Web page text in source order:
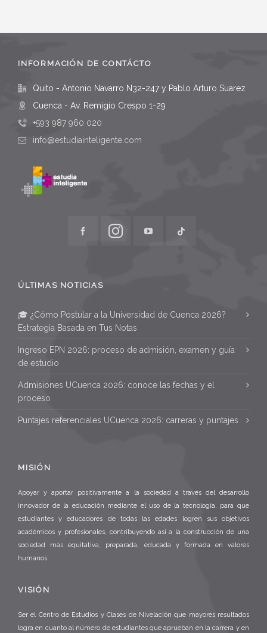
INFORMACIÓN DE CONTÁCTO
Quito - Antonio Navarro N32-247 y Pablo Arturo Suarez
Cuenca - Av. Remigio Crespo 1-29
+593 987 960 020
info@estudiainteligente.com
ÚLTIMAS NOTICIAS
🎓 ¿Cómo Postular a la Universidad de Cuenca 2026?
Estrategia Basada en Tus Notas
Ingreso EPN 2026: proceso de admisión, examen y guía
de estudio
Admisiones UCuenca 2026: conoce las fechas y el
proceso
Puntajes referenciales UCuenca 2026: carreras y puntajes
MISIÓN
Apoyar y aportar positivamente a la sociedad a través del desarrollo
innovador de la educación mediante el uso de la tecnología, para que
estudiantes y educadores de todas las edades logren sus objetivos
académicos y profesionales, contribuyendo así a la construcción de una
sociedad más equitativa, preparada, educada y formada en valores
humanos.
VISIÓN
Ser el Centro de Estudios y Clases de Nivelación que mayores resultados
logra en cuanto al número de estudiantes que aprueban en la carrera y en